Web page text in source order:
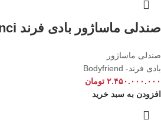
صندلی ماساژور بادی فرند Bodyfriend Davinci
صندلی ماساژور
بادی فرند- Bodyfriend
۲.۴۵۰.۰۰۰.۰۰۰ تومان
افزودن به سبد خرید